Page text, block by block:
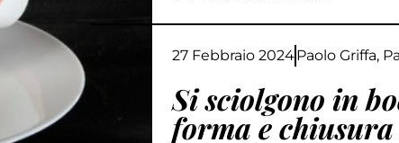
27 Febbraio 2024Paolo Griffa,
Si sciolgono in
forma e